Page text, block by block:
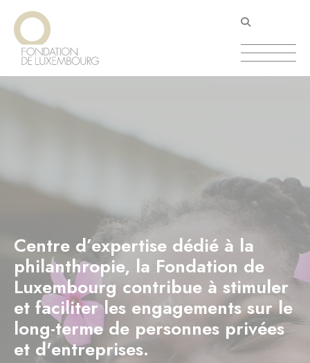
Aller
contenu
principal
Centre d’expertise dédié à la
philanthropie, la Fondation de
Luxembourg contribue à stimuler
et faciliter les engagements sur le
long-terme de personnes privées
et d'entreprises.
Panneau de gestion des cookies